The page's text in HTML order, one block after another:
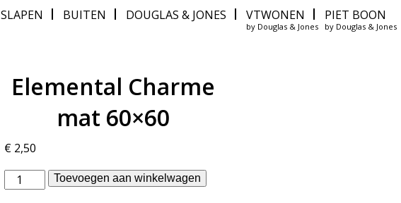
SLAPEN BUITEN DOUGLAS & JONES VTWONEN
by Douglas & Jones
PIET BOON
by Douglas & Jones
Elemental Charme
mat 60×60
€2,50
Douglas
Jones
Toevoegen aan winkelwagen